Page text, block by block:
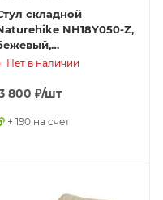
складной
NH18Y050-Z,
Нет в наличии
800 ₽/шт
+ 190 на счет